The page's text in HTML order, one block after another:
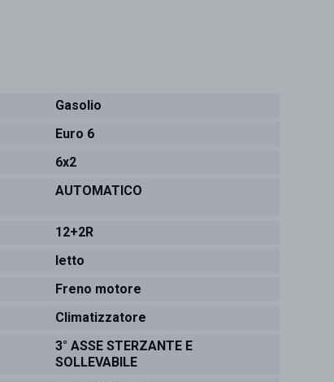
Gasolio
Euro 6
6x2
AUTOMATICO
12+2R
letto
Freno motore
Climatizzatore
3° ASSE STERZANTE E
SOLLEVABILE